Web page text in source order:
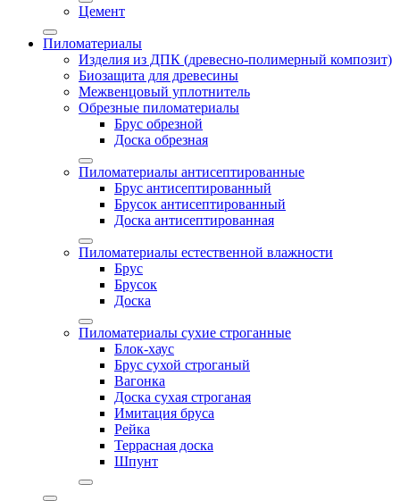
Цемент
Пиломатериалы
Изделия из ДПК (древесно-полимерный композит)
Биозащита для древесины
Межвенцовый уплотнитель
Обрезные пиломатериалы
Брус обрезной
Доска обрезная
Пиломатериалы антисептированные
Брус антисептированный
Брусок антисептированный
Доска антисептированная
Пиломатериалы естественной влажности
Брус
Брусок
Доска
Пиломатериалы сухие строганные
Блок-хаус
Брус сухой строганый
Вагонка
Доска сухая строганая
Имитация бруса
Рейка
Террасная доска
Шпунт